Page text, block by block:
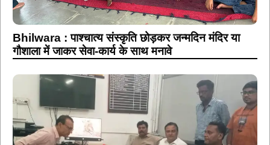
Bhilwara : पाश्चात्य संस्कृति छोड़कर जन्मदिन मंदिर या
गौशाला में जाकर सेवा-कार्य के साथ मनावे